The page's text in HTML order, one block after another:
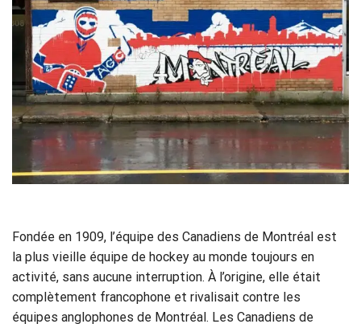
Fondée en 1909, l’équipe des Canadiens de Montréal est
la plus vieille équipe de hockey au monde toujours en
activité, sans aucune interruption. À l’origine, elle était
complètement francophone et rivalisait contre les
équipes anglophones de Montréal. Les Canadiens de